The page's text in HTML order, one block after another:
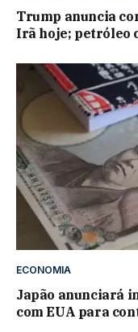
Trump anuncia
Irã hoje; petróleo
ECONOMIA
Japão anunciará
com EUA para